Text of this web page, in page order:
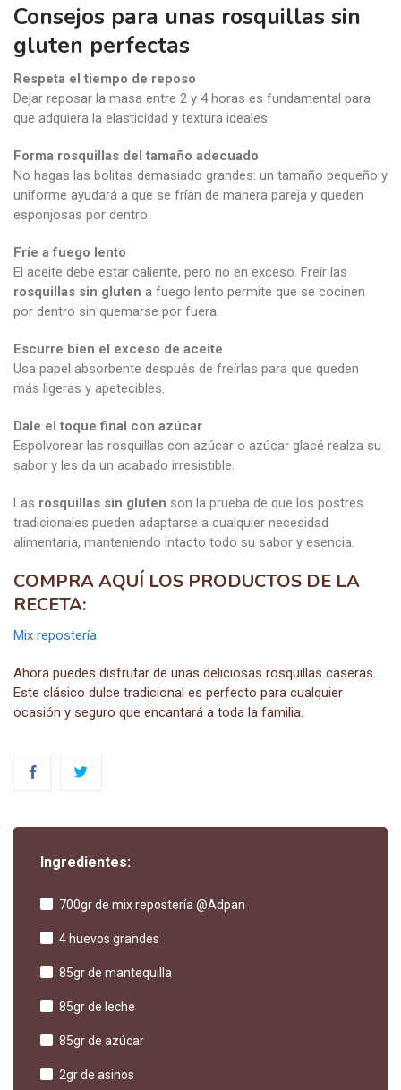
Consejos para unas rosquillas sin
gluten perfectas
Respeta el tiempo de reposo
Dejar reposar la masa entre 2 y 4 horas es fundamental para
que adquiera la elasticidad y textura ideales.
Forma rosquillas del tamaño adecuado
No hagas las bolitas demasiado grandes: un tamaño pequeño y
uniforme ayudará a que se frían de manera pareja y queden
esponjosas por dentro.
Fríe a fuego lento
El aceite debe estar caliente, pero no en exceso. Freír las
rosquillas sin gluten a fuego lento permite que se cocinen
por dentro sin quemarse por fuera.
Escurre bien el exceso de aceite
Usa papel absorbente después de freírlas para que queden
más ligeras y apetecibles.
Dale el toque final con azúcar
Espolvorear las rosquillas con azúcar o azúcar glacé realza su
sabor y les da un acabado irresistible.
Las rosquillas sin gluten son la prueba de que los postres
tradicionales pueden adaptarse a cualquier necesidad
alimentaria, manteniendo intacto todo su sabor y esencia.
COMPRA AQUÍ LOS PRODUCTOS DE LA
RECETA:
Mix repostería
Ahora puedes disfrutar de unas deliciosas rosquillas caseras.
Este clásico dulce tradicional es perfecto para cualquier
ocasión y seguro que encantará a toda la familia.
Ingredientes:
700gr de mix repostería @Adpan
4 huevos grandes
85gr de mantequilla
85gr de leche
85gr de azúcar
2gr de asinos